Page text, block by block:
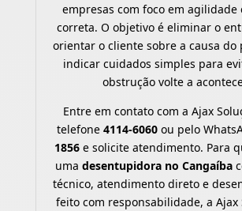
empresas com foco em agilidade
correta. O objetivo é eliminar o
orientar o cliente sobre a causa do
indicar cuidados simples para
obstrução volte a
Entre em contato com a Ajax
telefone 4114-6060ou pelo
1856e solicite atendimento. Para
uma desentupidora no Cangaíba
técnico, atendimento direto e
feito com responsabilidade, a Ajax